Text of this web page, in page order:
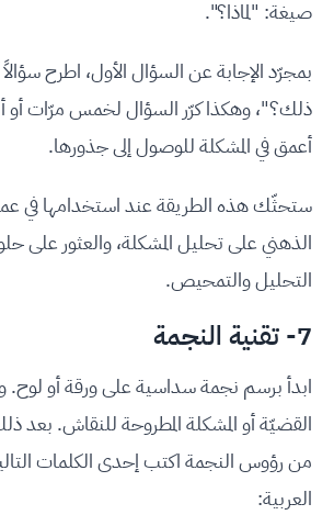
صيغة: "لماذا؟".
بمجرّد الإجابة عن السؤال الأول، اطرح
ذلك؟"، وهكذا كرّر السؤال لخمس مرّات أو
أعمق في المشكلة للوصول إلى جذورها.
ستحثّك هذه الطريقة عند استخدامها في
الذهني على تحليل المشكلة، والعثور على
التحليل والتمحيص.
7- تقنية النجمة
ابدأ برسم نجمة سداسية على ورقة أو لوح.
القضيّة أو المشكلة المطروحة للنقاش. بعد
من رؤوس النجمة اكتب إحدى الكلمات
العربية: